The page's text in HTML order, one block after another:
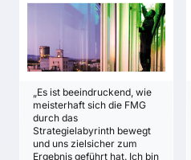
„Es ist beeindruckend, wie
meisterhaft sich die FMG
durch das
Strategielabyrinth bewegt
und uns zielsicher zum
Ergebnis geführt hat. Ich bin
ZIELE
Klarheit und
Orientierung über die
Positionierung, die
Geschäftsmodell der
Selmoni-Gruppe in der
Zukunft
Sicherheit und